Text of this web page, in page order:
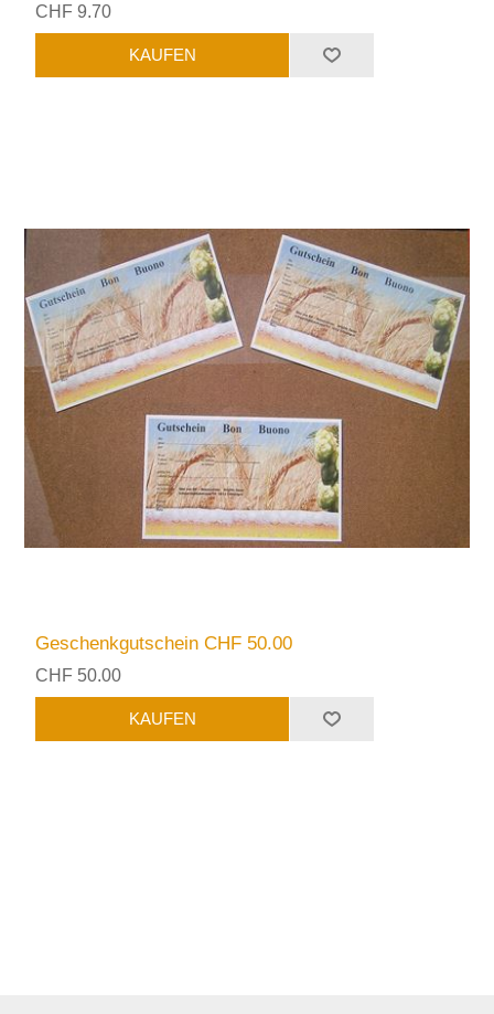
CHF 9.70
Geschenkgutschein CHF 50.00
CHF 50.00